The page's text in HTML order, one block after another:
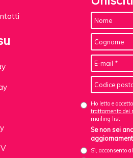
Ho letto e
trattamento dei
mailing list
Se non sei
Sì, acconsento